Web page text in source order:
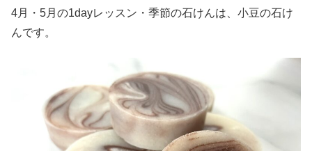
4月・5月の1dayレッスン・季節の石けんは、小豆の石け
んです。